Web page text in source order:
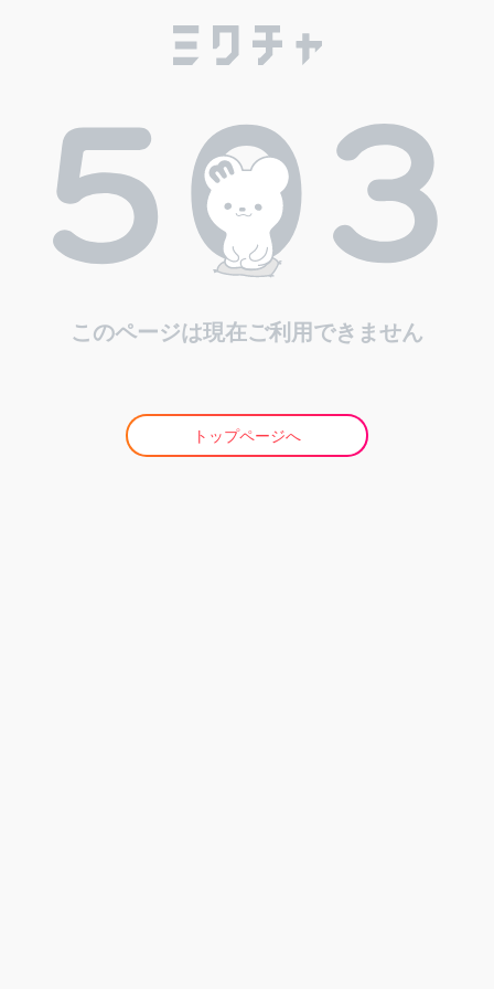
このページは現在ご利用できません